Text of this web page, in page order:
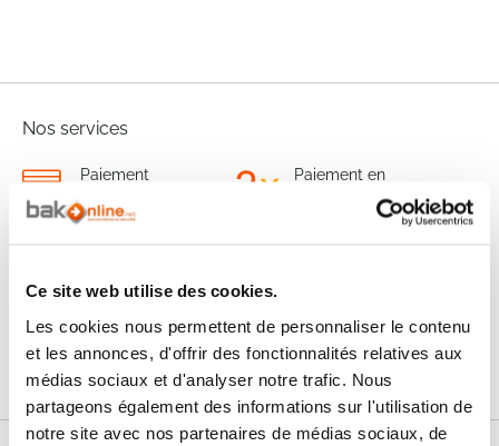
Ce site web utilise des cookies.
Les cookies nous permettent de personnaliser le contenu
et les annonces, d'offrir des fonctionnalités relatives aux
médias sociaux et d'analyser notre trafic. Nous
partageons également des informations sur l'utilisation de
notre site avec nos partenaires de médias sociaux, de
Nos services
Paiement
Paiement en
3x sans frais